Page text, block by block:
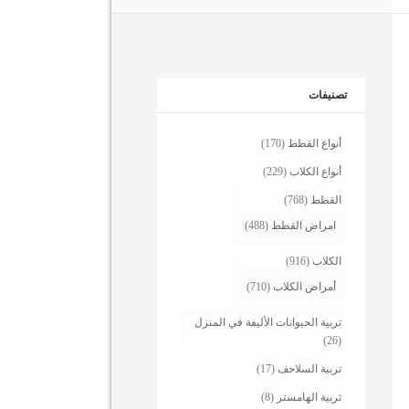
تصنيفات
أنواع القطط (170)
أنواع الكلاب (229)
القطط (768)
امراض القطط (488)
الكلاب (916)
أمراض الكلاب (710)
تربية الحيوانات الأليفة في المنزل
(26)
تربية السلاحف (17)
تربية الهامستر (8)